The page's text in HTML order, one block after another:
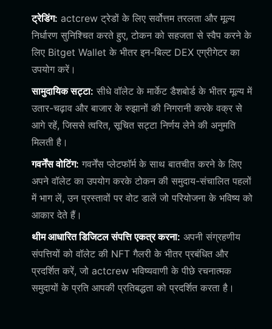
ट्रेडिंग: actcrew ट्रेडों के लिए सर्वोत्तम तरलता और मूल्य
निर्धारण सुनिश्चित करते हुए, टोकन को सहजता से स्वैप करने के
लिए Bitget Wallet के भीतर इन-बिल्ट DEX एग्रीगेटर का
उपयोग करें।
सामुदायिक सट्टा: सीधे वॉलेट के मार्केट डैशबोर्ड के भीतर मूल्य में
उतार-चढ़ाव और बाजार के रुझानों की निगरानी करके वक्र से
आगे रहें, जिससे त्वरित, सूचित सट्टा निर्णय लेने की अनुमति
मिलती है।
गवर्नेंस वोटिंग: गवर्नेंस प्लेटफॉर्म के साथ बातचीत करने के लिए
अपने वॉलेट का उपयोग करके टोकन की समुदाय-संचालित पहलों
में भाग लें, उन प्रस्तावों पर वोट डालें जो परियोजना के भविष्य को
आकार देते हैं।
थीम आधारित डिजिटल संपत्ति एकत्र करना: अपनी संग्रहणीय
संपत्तियों को वॉलेट की NFT गैलरी के भीतर प्रबंधित और
प्रदर्शित करें, जो actcrew भविष्यवाणी के पीछे रचनात्मक
समुदायों के प्रति आपकी प्रतिबद्धता को प्रदर्शित करता है।